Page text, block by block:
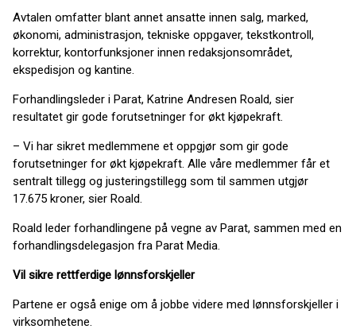
Avtalen omfatter blant annet ansatte innen salg, marked,
økonomi, administrasjon, tekniske oppgaver, tekstkontroll,
korrektur, kontorfunksjoner innen redaksjonsområdet,
ekspedisjon og kantine.
Forhandlingsleder i Parat, Katrine Andresen Roald, sier
resultatet gir gode forutsetninger for økt kjøpekraft.
– Vi har sikret medlemmene et oppgjør som gir gode
forutsetninger for økt kjøpekraft. Alle våre medlemmer får et
sentralt tillegg og justeringstillegg som til sammen utgjør
17.675 kroner, sier Roald.
Roald leder forhandlingene på vegne av Parat, sammen med en
forhandlingsdelegasjon fra Parat Media.
Vil sikre rettferdige lønnsforskjeller
Partene er også enige om å jobbe videre med lønnsforskjeller i
virksomhetene.